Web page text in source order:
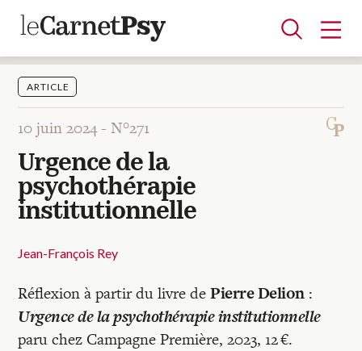
Articles
A la une
Adolescence
Dispositif
Enfance
Périnatalité
Psychanalyse
Psychopathologie
Soin
Dossiers
Auteurs
Blocs-notes
ARTICLE
10 juin 2024 -N°271
Urgence de la
psychothérapie
institutionnelle
Jean-François Rey
Réflexion à partir du livre dePierre Delion:
Urgence de la psychothérapie institutionnelle
paru chez Campagne Première, 2023, 12 €.